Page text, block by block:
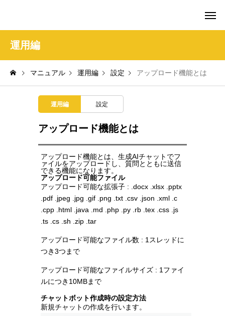
運用編
マニュアル 運用編 設定 アップロード機能とは
運用編 設定
アップロード機能とは
アップロード機能とは、生成AIチャットでフ
ァイルをアップロードし、質問とともに送信
できる機能になります。
アップロード可能ファイル
アップロード可能な拡張子 : .docx .xlsx .pptx
.pdf .jpeg .jpg .gif .png .txt .csv .json .xml .c
.cpp .html .java .md .php .py .rb .tex .css .js
.ts .cs .sh .zip .tar
アップロード可能なファイル数 : 1スレッドに
つき3つまで
アップロード可能なファイルサイズ : 1ファイ
ルにつき10MBまで
チャットボット作成時の設定方法
新規チャットの作成を行います。